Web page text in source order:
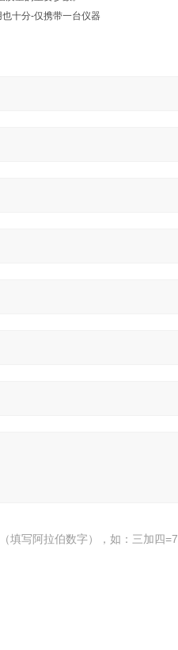
用也十分-仅携带一台仪器
填写阿拉伯数字），如：三加四=7